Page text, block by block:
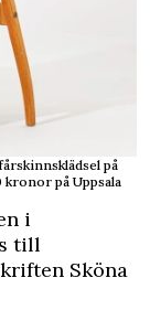
på
kronor på Uppsala
i
till
Sköna